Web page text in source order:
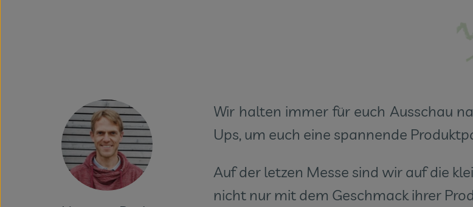
Wir halten immer für euch Ausschau
Ups, um euch eine spannende
Auf der letzen Messe sind wir auf die
nicht nur mit dem Geschmack ihrer